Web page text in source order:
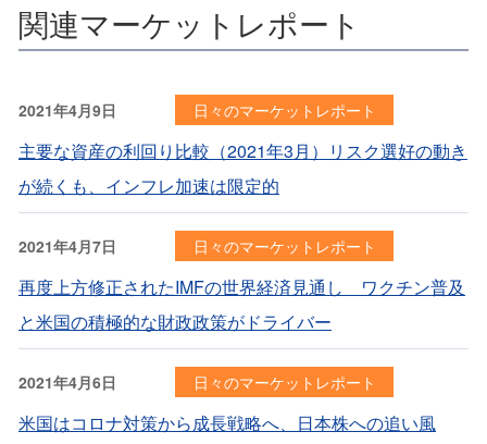
関連マーケットレポート
2021年4月9日 日々のマーケットレポート
主要な資産の利回り比較（2021年3月）リスク選好の動き
が続くも、インフレ加速は限定的
2021年4月7日 日々のマーケットレポート
再度上方修正されたIMFの世界経済見通し ワクチン普及
と米国の積極的な財政政策がドライバー
2021年4月6日 日々のマーケットレポート
米国はコロナ対策から成長戦略へ、日本株への追い風